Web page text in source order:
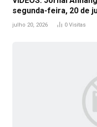
segunda-feira, 20 de
julho 20, 2026 0 Visitas